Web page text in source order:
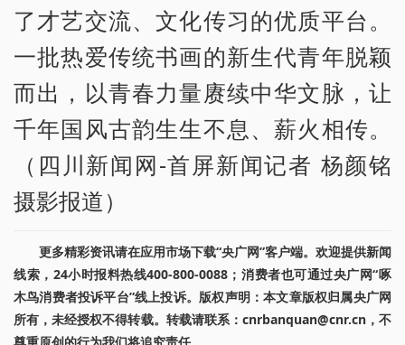
了才艺交流、文化传习的优质平台。
一批热爱传统书画的新生代青年脱颖
而出，以青春力量赓续中华文脉，让
千年国风古韵生生不息、薪火相传。
（四川新闻网-首屏新闻记者 杨颜铭
摄影报道）
更多精彩资讯请在应用市场下载“央广网”客户端。欢迎提供新闻
线索，24小时报料热线400-800-0088；消费者也可通过央广网“啄
木鸟消费者投诉平台”线上投诉。版权声明：本文章版权归属央广网
所有，未经授权不得转载。转载请联系：cnrbanquan@cnr.cn，不